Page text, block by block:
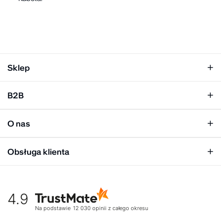
Sklep
Klapki męskie
Mężczyzna
B2B
Panel hurtowy
O nas
Biuro prasowe
Kultura organizacyjna
Rekrutujemy
Obsługa klienta
Warunki dostawy
Zwroty
4.9
Na podstawie 12 030 opinii z całego okresu